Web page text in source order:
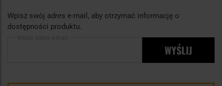
Wpisz swój adres e-mail, aby otrzymać informację o
dostępności produktu.
WYŚLIJ